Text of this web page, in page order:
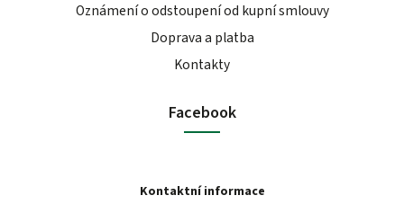
Oznámení o odstoupení od kupní smlouvy
Doprava a platba
Kontakty
Facebook
Kontaktní informace